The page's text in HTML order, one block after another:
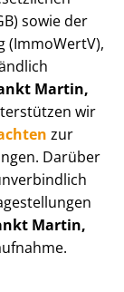
sowie der
Martin,
wir
zur
Darüber
Martin,